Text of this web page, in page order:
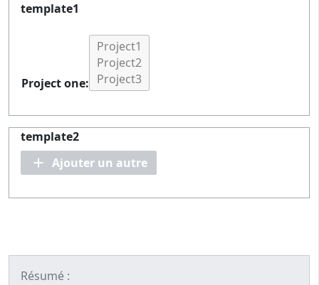
template1
Project one:
template2
Ajouter un autre
Résumé :